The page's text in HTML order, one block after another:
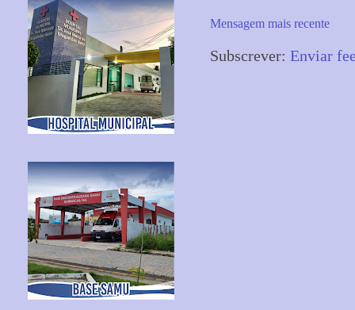
Mensagem mais recente
Subscrever: Enviar